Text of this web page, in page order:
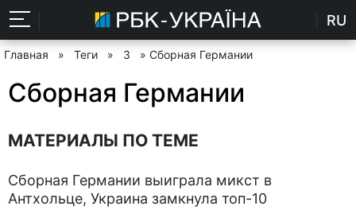
RU
Главная » Теги » З » Сборная Германии
Сборная Германии
МАТЕРИАЛЫ ПО ТЕМЕ
Сборная Германии выиграла микст в
Антхольце, Украина замкнула топ-10